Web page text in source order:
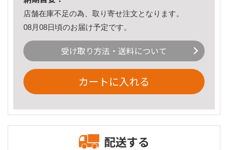
店舗在庫不足の為、取り寄せ注文となります。
08月08日頃のお届け予定です。
受け取り方法・送料について
カートに入れる
配送する